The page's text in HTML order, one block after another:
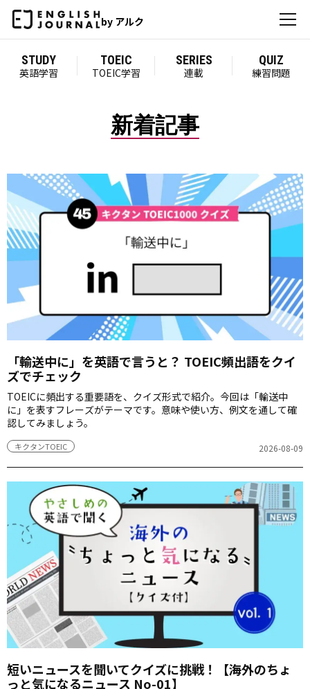
by アルク
STUDY
英語学習
TOEIC
TOEIC学習
SERIES
連載
QUIZ
練習問題
新着記事
「輸送中に」を英語で言うと？ TOEIC頻出語をクイ
ズでチェック
TOEICに頻出する重要語を、クイズ形式で紹介。今回は「輸送中
に」を表すフレーズがテーマです。意味や使い方、例文を通して確
認してみましょう。
キクタンTOEIC 2026-08-09
短いニュースを聞いてクイズに挑戦！【海外のちょ
っと気になるニュース No-01】